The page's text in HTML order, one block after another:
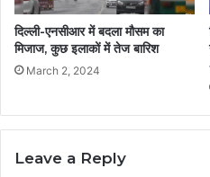
दिल्ली-एनसीआर में बदला मौसम का
मिजाज, कुछ इलाकों में तेज बारिश
March 2, 2024
Leave a Reply